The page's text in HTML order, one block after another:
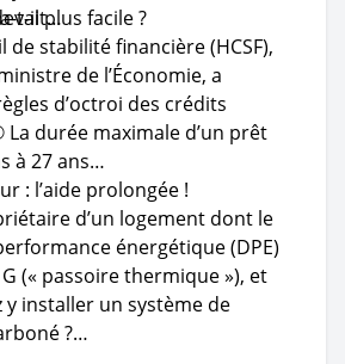
t-il plus facile ?
de stabilité financière (HCSF),
de l’Économie, a
d’octroi des crédits
durée maximale d’un prêt
à 27 ans…
: l’aide prolongée !
d’un logement dont le
énergétique (DPE)
(« passoire thermique »), et
y installer un système de
?…